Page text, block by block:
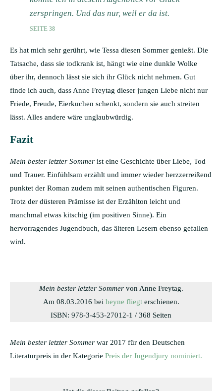
zerspringen. Und das nur, weil er da ist.
SEITE 38
Es hat mich sehr gerührt, wie Tessa diesen Sommer genießt. Die
Tatsache, dass sie todkrank ist, hängt wie eine dunkle Wolke
über ihr, dennoch lässt sie sich ihr Glück nicht nehmen. Gut
finde ich auch, dass Anne Freytag dieser jungen Liebe nicht nur
Friede, Freude, Eierkuchen schenkt, sondern sie auch streiten
lässt. Alles andere wäre unglaubwürdig.
Fazit
Mein bester letzter Sommer ist eine Geschichte über Liebe, Tod
und Trauer. Einfühlsam erzählt und immer wieder herzzerreißend
punktet der Roman zudem mit seinen authentischen Figuren.
Trotz der düsteren Prämisse ist der Erzählton leicht und
manchmal etwas kitschig (im positiven Sinne). Ein
hervorragendes Jugendbuch, das älteren Lesern ebenso gefallen
wird.
Mein bester letzter Sommervon Anne Freytag.
Am 08.03.2016 bei heyne fliegterschienen.
ISBN: 978-3-453-27012-1 / 368 Seiten
Mein bester letzter Sommer war 2017 für den Deutschen
Literaturpreis in der Kategorie Preis der Jugendjury nominiert.